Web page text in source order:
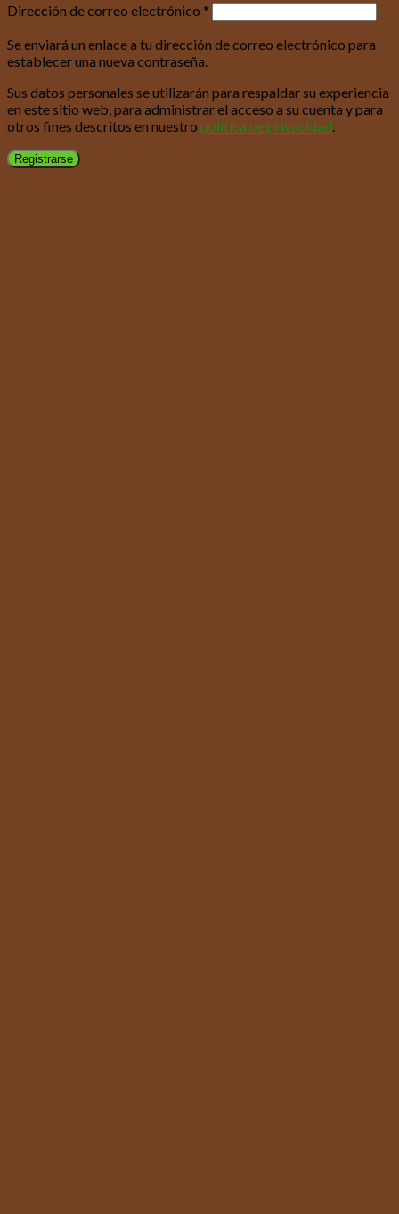
Dirección de correo electrónico *
Se enviará un enlace a tu dirección de correo electrónico para
establecer una nueva contraseña.
Sus datos personales se utilizarán para respaldar su experiencia
en este sitio web, para administrar el acceso a su cuenta y para
otros fines descritos en nuestro política de privacidad
Registrarse